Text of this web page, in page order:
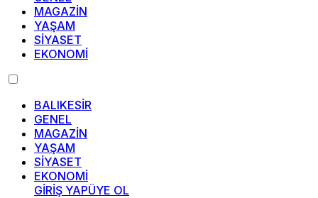
MAGAZİN
YAŞAM
SİYASET
EKONOMİ
BALIKESİR
GENEL
MAGAZİN
YAŞAM
SİYASET
EKONOMİ
GİRİŞ YAPÜYE OL